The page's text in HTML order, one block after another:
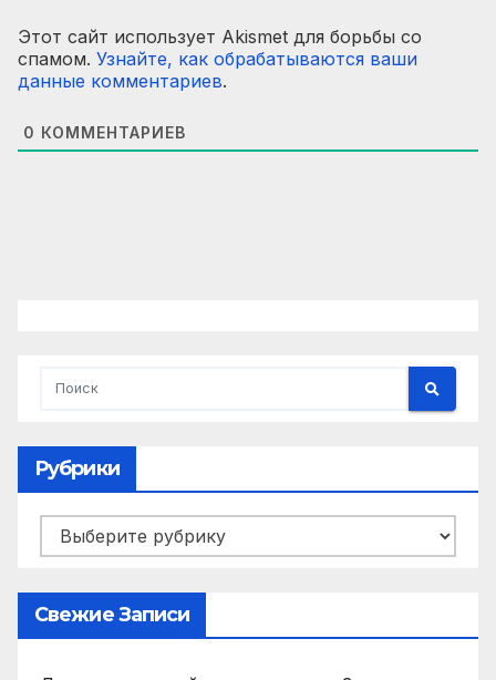
Этот сайт использует Akismet для борьбы со
спамом. Узнайте, как обрабатываются ваши
данные комментариев.
0 КОММЕНТАРИЕВ
Рубрики
Рубрики
Свежие Записи